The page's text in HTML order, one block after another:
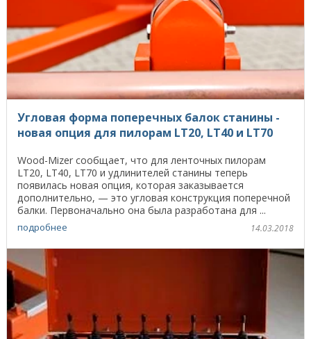
Угловая форма поперечных балок станины -
новая опция для пилорам LT20, LT40 и LT70
Wood-Mizer сообщает, что для ленточных пилорам
LT20, LT40, LT70 и удлинителей станины теперь
появилась новая опция, которая заказывается
дополнительно, — это угловая конструкция поперечной
балки. Первоначально она была разработана для ...
подробнее 14.03.2018